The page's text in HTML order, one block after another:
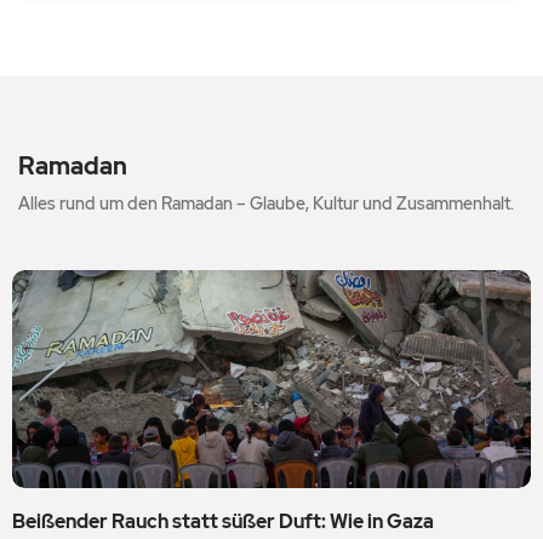
Ramadan
Alles rund um den Ramadan – Glaube, Kultur und Zusammenhalt.
Beißender Rauch statt süßer Duft: Wie in Gaza